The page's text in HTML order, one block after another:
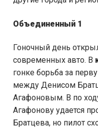
Объединенный 1
Гоночный день
современных авто. В
гонке борьба за
между Денисом
Агафоновым. В по
Агафонову удается
Братцева, но пилот